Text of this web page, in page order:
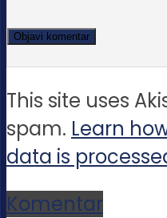
This site uses
spam. Learn
data is
Komentar